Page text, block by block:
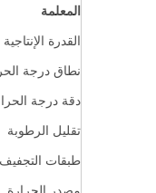
المعلمة
القدرة الإنتاجية
نطاق درجة
دقة درجة
تقليل الرطوبة
طبقات التجفيف
مصدر الحرارة